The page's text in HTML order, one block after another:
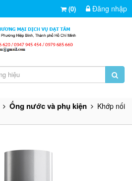
(0) Đăng nhập
Ống nước và phụ kiện
Khớp nối